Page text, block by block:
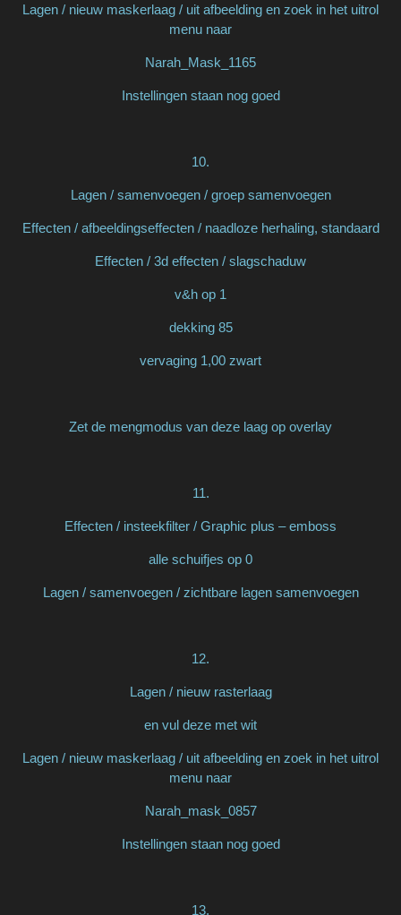
Lagen / nieuw maskerlaag / uit afbeelding en zoek in het uitrol
menu naar
Narah_Mask_1165
Instellingen staan nog goed
10.
Lagen / samenvoegen / groep samenvoegen
Effecten / afbeeldingseffecten / naadloze herhaling, standaard
Effecten / 3d effecten / slagschaduw
v&h op 1
dekking 85
vervaging 1,00 zwart
Zet de mengmodus van deze laag op overlay
11.
Effecten / insteekfilter / Graphic plus – emboss
alle schuifjes op 0
Lagen / samenvoegen / zichtbare lagen samenvoegen
12.
Lagen / nieuw rasterlaag
en vul deze met wit
Lagen / nieuw maskerlaag / uit afbeelding en zoek in het uitrol
menu naar
Narah_mask_0857
Instellingen staan nog goed
13.